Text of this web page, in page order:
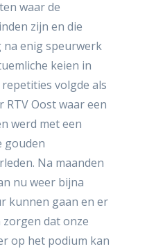
waar de
zijn en die
enig speurwerk
keien in
volgde als
Oost waar een
werd met een
gouden
Na maanden
nu weer bijna
kunnen gaan en er
dat onze
op het podium kan